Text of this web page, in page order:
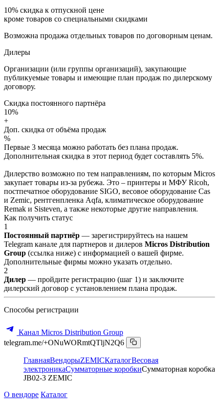
10% скидка к отпускной цене
кроме товаров со специальными скидками
Возможна продажа отдельных товаров по договорным ценам.
Дилеры
Организации (или группы организаций), закупающие
публикуемые товары и имеющие план продаж по дилерскому
договору.
Скидка постоянного партнёра
10%
+
Доп. скидка от объёма продаж
%
Первые 3 месяца можно работать без плана продаж.
Дополнительная скидка в этот период будет составлять 5%.
Дилерство возможно по тем направлениям, по которым Micros
закупает товары из-за рубежа. Это – принтеры и МФУ Ricoh,
постпечатное оборудование SIGO, весовое оборудование Cas
и Zemic, рентгенпленка Aqfa, климатическое оборудование
Remak и Sisteven, а также некоторые другие направления.
Как получить статус
1
Постоянный партнёр — зарегистрируйтесь на нашем
Telegram канале для партнеров и дилеров Micros Distribution
Group (ссылка ниже) с информацией о вашей фирме.
Дополнительные фирмы можно указать отдельно.
2
Дилер — пройдите регистрацию (шаг 1) и заключите
дилерский договор с установлением плана продаж.
Способы регистрации
Канал Micros Distribution Group
telegram.me/+ONuWORmtQTljN2Q6
ГлавнаяВендорыZEMICКаталогВесовая
электроникаСумматорные коробкиСумматорная коробка
JB02-3 ZEMIC
О вендоре Каталог